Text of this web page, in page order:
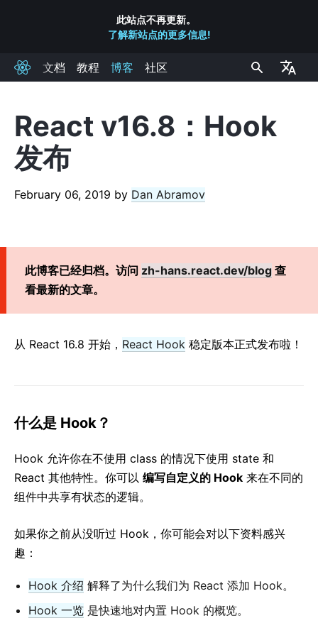
此站点不再更新。
了解新站点的更多信息!
React文档 教程 博客 社区
React v16.8：Hook
发布
February 06, 2019 by Dan Abramov
此博客已经归档。访问 zh-hans.react.dev/blog 查
看最新的文章。
从 React 16.8 开始， React Hook 稳定版本正式发布啦！
什么是 Hook？
Hook 允许你在不使用 class 的情况下使用 state 和
React 其他特性。你可以 编写自定义的 Hook 来在不同的
组件中共享有状态的逻辑。
如果你之前从没听过 Hook，你可能会对以下资料感兴
趣：
Hook 介绍 解释了为什么我们为 React 添加 Hook。
Hook 一览 是快速地对内置 Hook 的概览。
RECENT POSTS
React 实验室: 我们都在研究什么 – 2022 六月
如何升级到 React 18
介绍 Zero-Bundle-Size 的 React 服务端组件
React v17.0
React v16.13.0